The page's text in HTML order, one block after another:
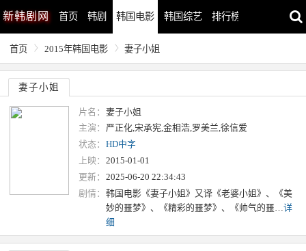
新韩剧网 首页 韩剧 韩国电影 韩国综艺 排行榜
首页 2015年韩国电影 妻子小姐
妻子小姐
片名： 妻子小姐
主演：
严正化,宋承宪,金相浩,罗美兰,徐信爱
状态： HD中字
上映： 2015-01-01
更新： 2025-06-20 22:34:43
剧情： 韩国电影《妻子小姐》又译《老婆小姐》、《美
妙的噩梦》、《精彩的噩梦》、《帅气的噩…详
细